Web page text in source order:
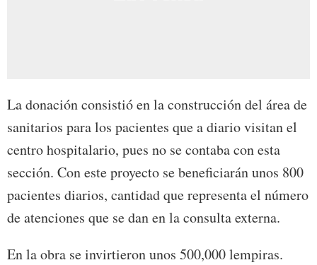
La donación consistió en la construcción del área de
sanitarios para los pacientes que a diario visitan el
centro hospitalario, pues no se contaba con esta
sección. Con este proyecto se beneficiarán unos 800
pacientes diarios, cantidad que representa el número
de atenciones que se dan en la consulta externa.
En la obra se invirtieron unos 500,000 lempiras.